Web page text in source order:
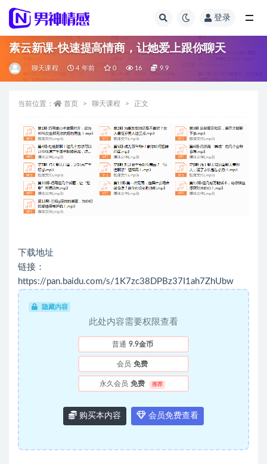
登录
素云新课-快速提高情商，让她爱上跟你聊天
聊天课程 4 年前 0 16 9.9
当前位置： 首页 聊天课程 正文
下载地址
链接：
https://pan.baidu.com/s/1K7zc38DPBz37I1ah7ZhUbw
隐藏内容
此处内容需要权限查看
普通 9.9金币
会员 免费
永久会员 免费 推荐
购买本内容 会员免费查看